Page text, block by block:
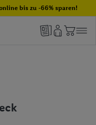
bis zu -66% sparen!